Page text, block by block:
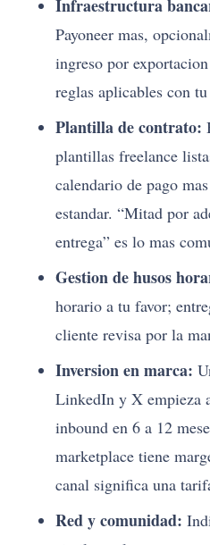
Infraestructura
Payoneer mas,
ingreso por
reglas aplicables con
Plantilla de contrato:
plantillas freelance
calendario de pago
estandar. “Mitad por
entrega” es lo mas
Gestion de husos
horario a tu favor;
cliente revisa por la
Inversion en marca:
LinkedIn y X empieza
inbound en 6 a 12
marketplace tiene
canal significa una
Red y comunidad: